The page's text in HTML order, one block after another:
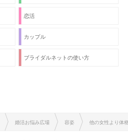
恋活
カップル
ブライダルネットの使い方
婚活お悩み広場 容姿 他の女性より体